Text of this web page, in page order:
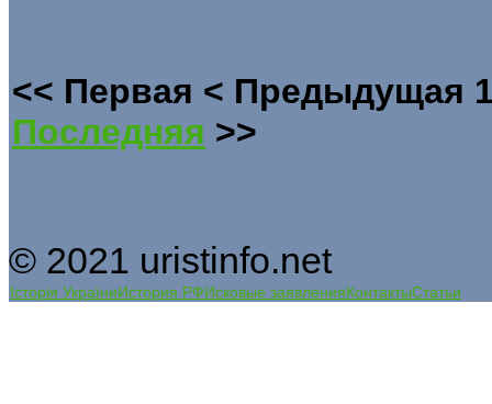
<< Первая < Предыдущая
Последняя >>
© 2021 uristinfo.net
Історія УкраїниИстория РФИсковые заявленияКонтактыСтатьи